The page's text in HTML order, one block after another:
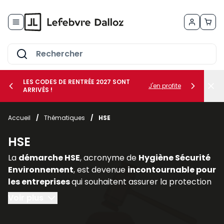
le sous-menu Vos métiers
le sous-menu Vos besoins
LES CODES DE RENTRÉE 2027 SONT
ARRIVÉS !
J'en profite
Accueil / Thématiques / HSE
HSE
La démarche HSE, acronyme de Hygiène Sécurité
Environnement, est devenue incontournable pour
les entreprisesqui souhaitent assurer la protection
de leurs salariés, limiter les risques professionnels et
intégrer les enjeux environnementaux dans leur